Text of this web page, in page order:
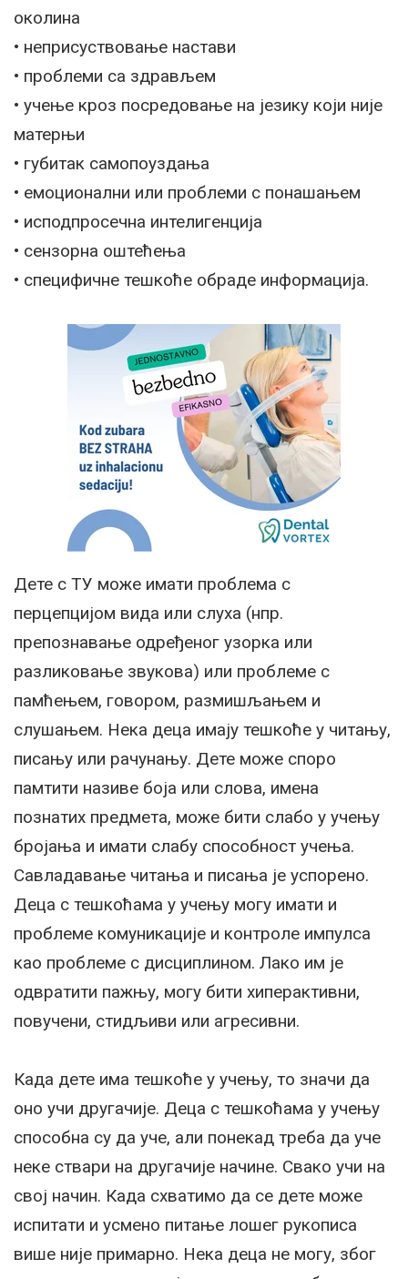
околина
• неприсуствовање настави
• проблеми са здрављем
• учење кроз посредовање на језику који није
матерњи
• губитак самопоуздања
• емоционални или проблеми с понашањем
• исподпросечна интелигенција
• сензорна оштећења
• специфичне тешкоће обраде информација.
Дете с ТУ може имати проблема с
перцепцијом вида или слуха (нпр.
препознавање одређеног узорка или
разликовање звукова) или проблеме с
памћењем, говором, размишљањем и
слушањем. Нека деца имају тешкоће у читању,
писању или рачунању. Дете може споро
памтити називе боја или слова, имена
познатих предмета, може бити слабо у учењу
бројања и имати слабу способност учења.
Савладавање читања и писања је успорено.
Деца с тешкоћама у учењу могу имати и
проблеме комуникације и контроле импулса
као проблеме с дисциплином. Лако им је
одвратити пажњу, могу бити хиперактивни,
повучени, стидљиви или агресивни.
Када дете има тешкоће у учењу, то значи да
оно учи другачије. Деца с тешкоћама у учењу
способна су да уче, али понекад треба да уче
неке ствари на другачије начине. Свако учи на
свој начин. Када схватимо да се дете може
испитати и усмено питање лошег рукописа
више није примарно. Нека деца не могу, због